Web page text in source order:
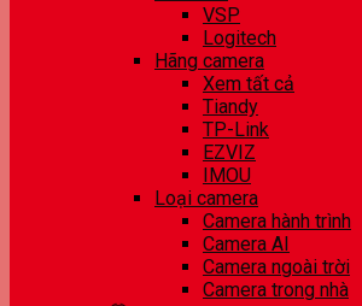
VSP
Logitech
Hãng camera
Xem tất cả
Tiandy
TP-Link
EZVIZ
IMOU
Loại camera
Camera hành trình
Camera AI
Camera ngoài trời
Camera trong nhà